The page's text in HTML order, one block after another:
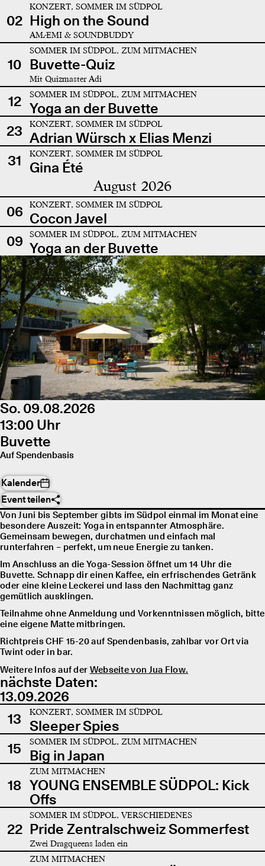
02
KONZERT, SOMMER IM SÜDPOL
High on the Sound
AMÆMI & SOUNDBUDDY
10
SOMMER IM SÜDPOL, ZUM MITMACHEN
Buvette-Quiz
Mit Quizmaster Adi
12 SOMMER IM SÜDPOL, ZUM MITMACHEN
Yoga an der Buvette
23
KONZERT, SOMMER IM SÜDPOL
Adrian Würsch x Elias Menzi
31
KONZERT, SOMMER IM SÜDPOL
Gina Été
August 2026
06 KONZERT, SOMMER IM SÜDPOL
Cocon Javel
09
SOMMER IM SÜDPOL, ZUM MITMACHEN
Yoga an der Buvette
So. 09.08.2026
13:00 Uhr
Buvette
Auf Spendenbasis
Kalender
Event teilen
Von Juni bis September gibts im Südpol einmal im Monat eine
besondere Auszeit: Yoga in entspannter Atmosphäre.
Gemeinsam bewegen, durchatmen und einfach mal
runterfahren – perfekt, um neue Energie zu tanken.
Im Anschluss an die Yoga-Session öffnet um 14 Uhr die
Buvette. Schnapp dir einen Kaffee, ein erfrischendes Getränk
oder eine kleine Leckerei und lass den Nachmittag ganz
gemütlich ausklingen.
Teilnahme ohne Anmeldung und Vorkenntnissen möglich, bitte
eine eigene Matte mitbringen.
Richtpreis CHF 15-20 auf Spendenbasis, zahlbar vor Ort via
Twint oder in bar.
Weitere Infos auf der Webseite von Jua Flow.
nächste Daten:
13.09.2026
13
KONZERT, SOMMER IM SÜDPOL
Sleeper Spies
15
SOMMER IM SÜDPOL, ZUM MITMACHEN
Big in Japan
18
ZUM MITMACHEN
YOUNG ENSEMBLE SÜDPOL: Kick
Offs
22
SOMMER IM SÜDPOL, VERSCHIEDENES
Pride Zentralschweiz Sommerfest
Zwei Dragqueens laden ein
ZUM MITMACHEN